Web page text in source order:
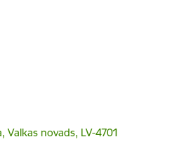
Valkas novads, LV-4701